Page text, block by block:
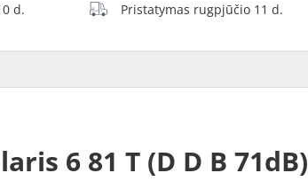
d. Pristatymas rugpjūčio 11 d.
6 81 T (D D B 71dB)